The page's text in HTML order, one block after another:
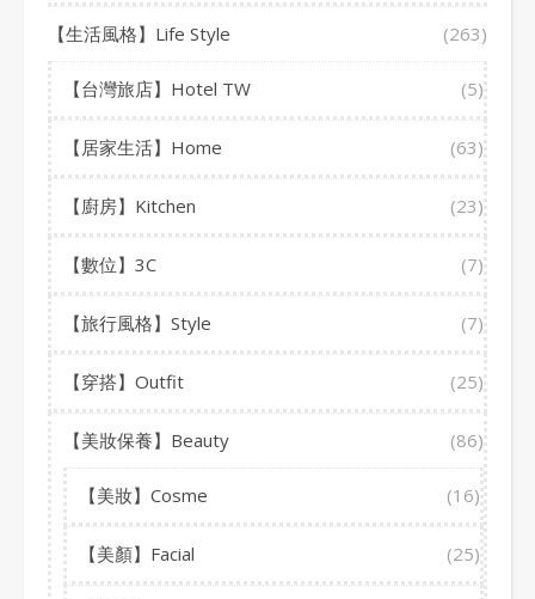
【生活風格】Life Style (263)
【台灣旅店】Hotel TW (5)
【居家生活】Home (63)
【廚房】Kitchen (23)
【數位】3C (7)
【旅行風格】Style (7)
【穿搭】Outfit (25)
【美妝保養】Beauty (86)
【美妝】Cosme (16)
【美顏】Facial (25)